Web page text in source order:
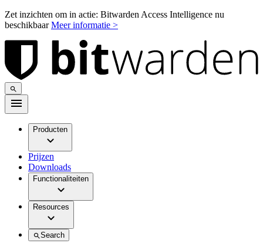
Zet inzichten om in actie: Bitwarden Access Intelligence nu
beschikbaarMeer informatie >
Producten
Prijzen
Downloads
Functionaliteiten
Resources
Search